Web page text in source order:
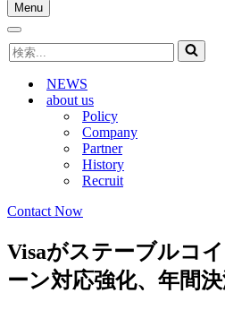
Menu
ナ
ゲ
シ
ョ
ナ
ビ
検
索...
NEWS
about us
Policy
Company
Partner
History
Recruit
Contact Now
Visaがステーブルコ
ーン対応強化、年間